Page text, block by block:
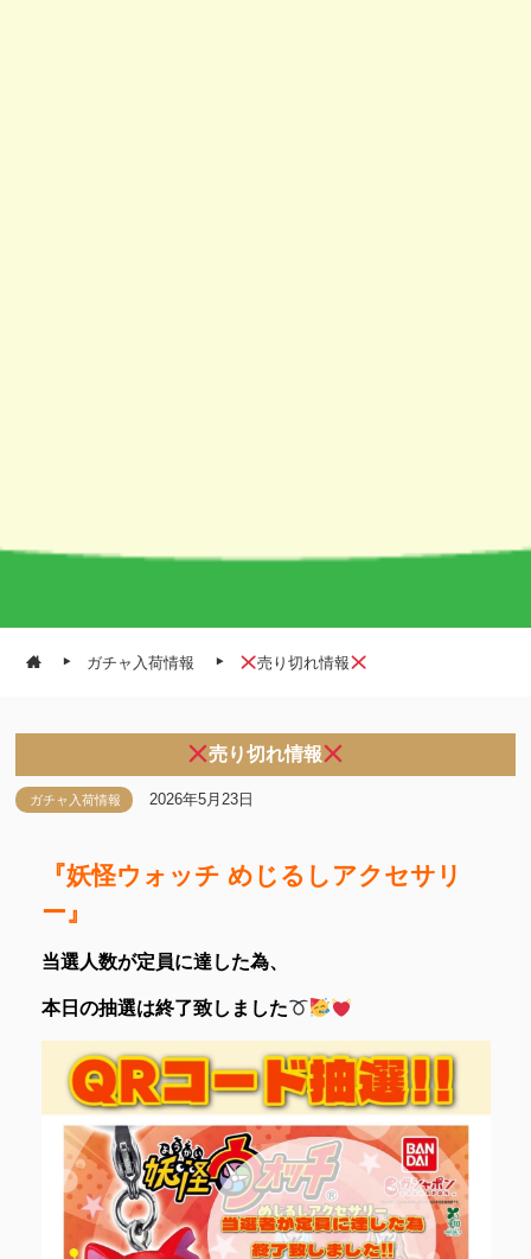
ガチャ入荷情報 売り切れ情報
売り切れ情報
ガチャ入荷情報 2026年5月23日
『妖怪ウォッチ めじるしアクセサリ
ー』
当選人数が定員に達した為、
本日の抽選は終了致しました